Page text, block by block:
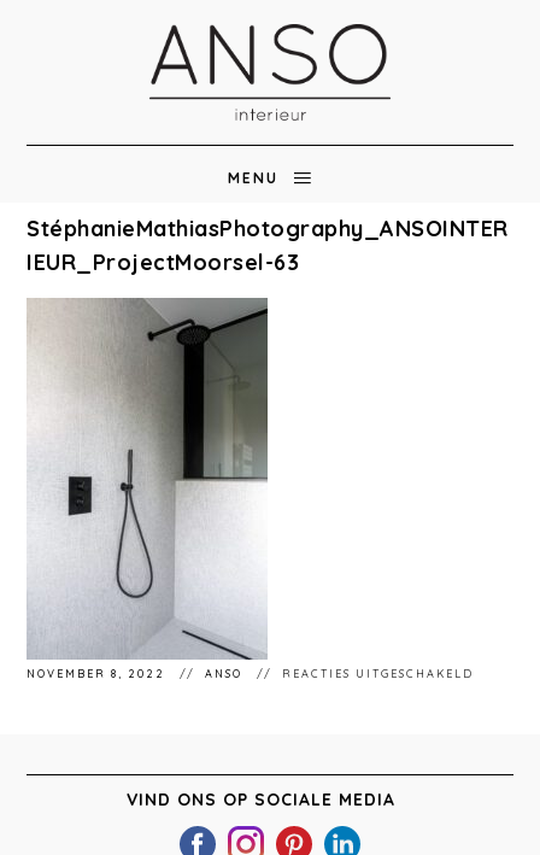
MENU
StéphanieMathiasPhotography_ANSOINTER
IEUR_ProjectMoorsel-63
NOVEMBER 8, 2022 ANSO REACTIES UITGESCHAKELD
VIND ONS OP SOCIALE MEDIA